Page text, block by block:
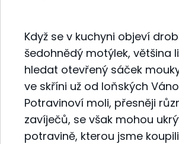
Když se v kuchyni objeví
šedohnědý motýlek, většina
hledat otevřený sáček
ve skříni už od loňských
Potravinoví moli, přesněji
zavíječů, se však mohou
potravině, kterou jsme